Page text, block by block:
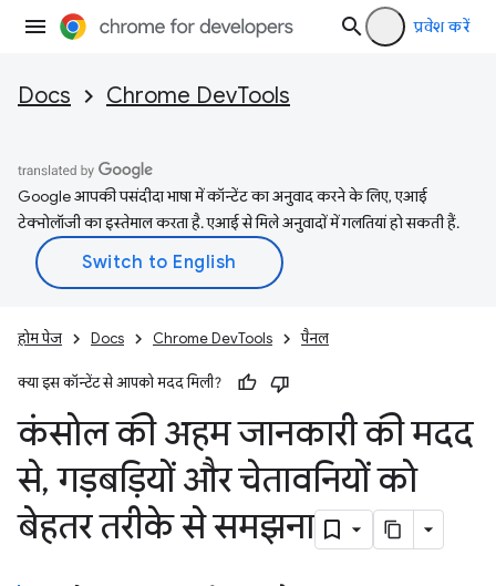
प्रवेश करें
Docs Chrome DevTools
Google आपकी पसंदीदा भाषा में कॉन्टेंट का अनुवाद करने के लिए, एआई
टेक्नोलॉजी का इस्तेमाल करता है. एआई से मिले अनुवादों में गलतियां हो सकती हैं.
होम पेज Docs Chrome DevTools पैनल
क्या इस कॉन्टेंट से आपको मदद मिली?
कंसोल की अहम जानकारी की मदद
से, गड़बड़ियों और चेतावनियों को
बेहतर तरीके से समझना